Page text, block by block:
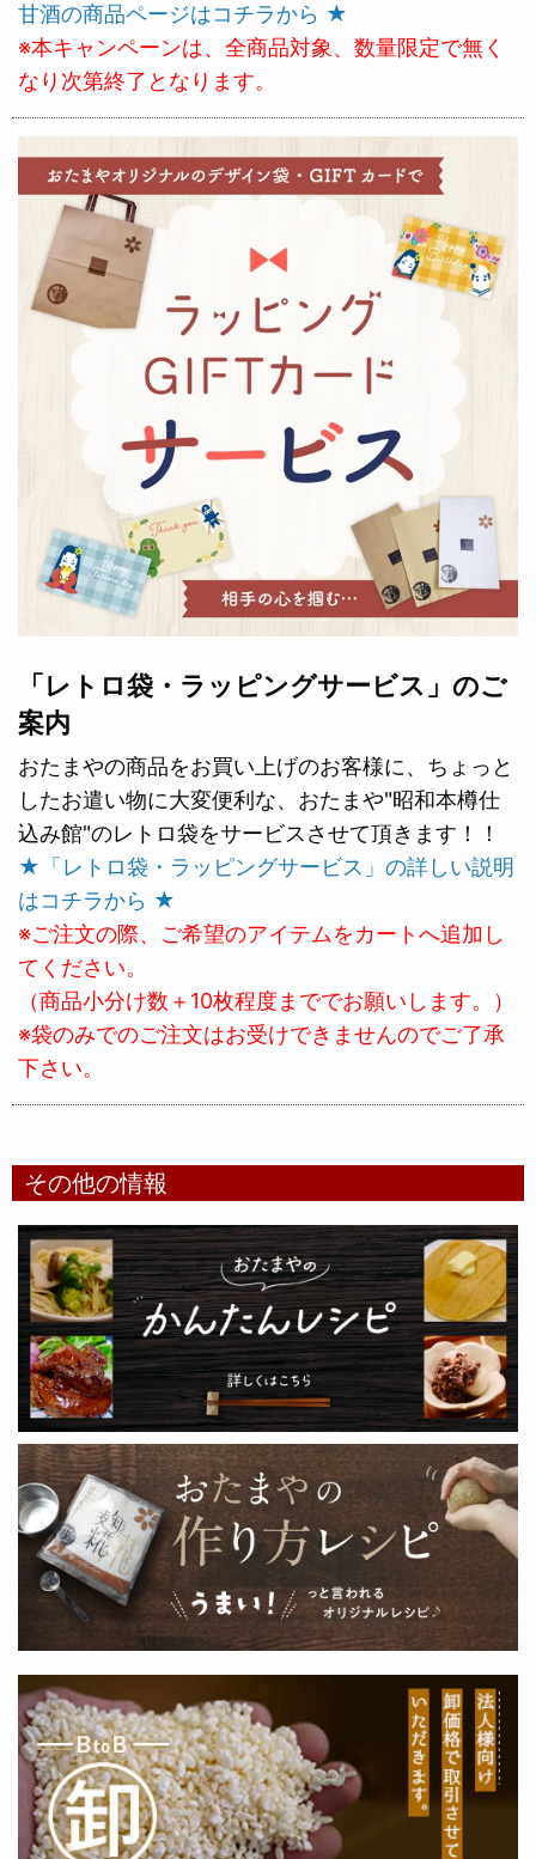
甘酒の商品ページはコチラから ★
※本キャンペーンは、全商品対象、数量限定で無く
なり次第終了となります。
「レトロ袋・ラッピングサービス」のご
案内
おたまやの商品をお買い上げのお客様に、ちょっと
したお遣い物に大変便利な、おたまや"昭和本樽仕
込み館"のレトロ袋をサービスさせて頂きます！！
★「レトロ袋・ラッピングサービス」の詳しい説明
はコチラから ★
※ご注文の際、ご希望のアイテムをカートへ追加し
てください。
（商品小分け数＋10枚程度まででお願いします。）
※袋のみでのご注文はお受けできませんのでご了承
下さい。
その他の情報